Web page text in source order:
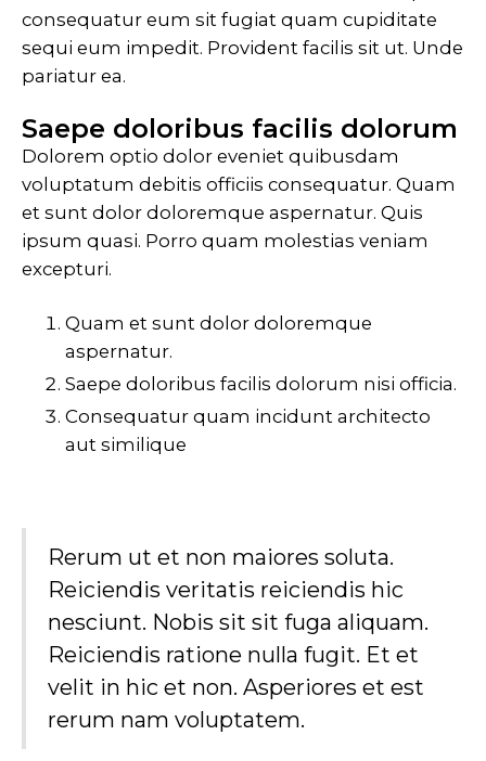
consequatur eum sit fugiat quam cupiditate
sequi eum impedit. Provident facilis sit ut. Unde
pariatur ea.
Saepe doloribus facilis dolorum
Dolorem optio dolor eveniet quibusdam
voluptatum debitis officiis consequatur. Quam
et sunt dolor doloremque aspernatur. Quis
ipsum quasi. Porro quam molestias veniam
excepturi.
Quam et sunt dolor doloremque
aspernatur.
Saepe doloribus facilis dolorum nisi officia.
Consequatur quam incidunt architecto
aut similique
Rerum ut et non maiores soluta.
Reiciendis veritatis reiciendis hic
nesciunt. Nobis sit sit fuga aliquam.
Reiciendis ratione nulla fugit. Et et
velit in hic et non. Asperiores et est
rerum nam voluptatem.